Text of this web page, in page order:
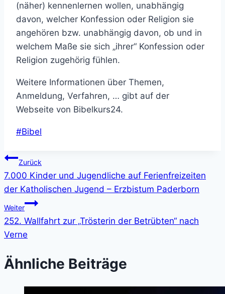
(näher) kennenlernen wollen, unabhängig
davon, welcher Konfession oder Religion sie
angehören bzw. unabhängig davon, ob und in
welchem Maße sie sich „ihrer“ Konfession oder
Religion zugehörig fühlen.
Weitere Informationen über Themen,
Anmeldung, Verfahren, … gibt auf der
Webseite von Bibelkurs24.
Schlagworte:
#Bibel
Beitragsnavigation
Zurück
7.000 Kinder und Jugendliche auf Ferienfreizeiten
der Katholischen Jugend – Erzbistum Paderborn
Weiter
252. Wallfahrt zur „Trösterin der Betrübten“ nach
Verne
Ähnliche Beiträge